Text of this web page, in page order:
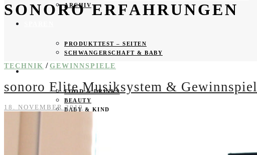
ARCHIV
PRODUKTTEST – SEITEN
SCHWANGERSCHAFT & BABY
PRODUKTTESTER GESUCHT
FOOD & DRINKS
BEAUTY
BABY & KIND
SONORO ERFAHRUNGEN
TECHNIK / GEWINNSPIELE
sonoro Elite Musiksystem & Gewinnspiel
18. NOVEMBER 2019